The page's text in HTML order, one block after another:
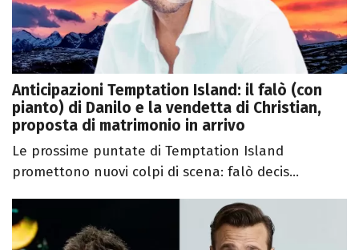
Anticipazioni Temptation Island: il falò (con
pianto) di Danilo e la vendetta di Christian,
proposta di matrimonio in arrivo
Le prossime puntate di Temptation Island
promettono nuovi colpi di scena: falò decis...